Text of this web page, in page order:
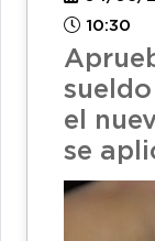
10:30
el
se